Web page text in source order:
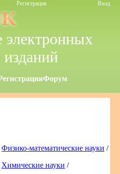
Регистрация Вход
электронных
Форум
Физико-математические науки /
Химические науки /